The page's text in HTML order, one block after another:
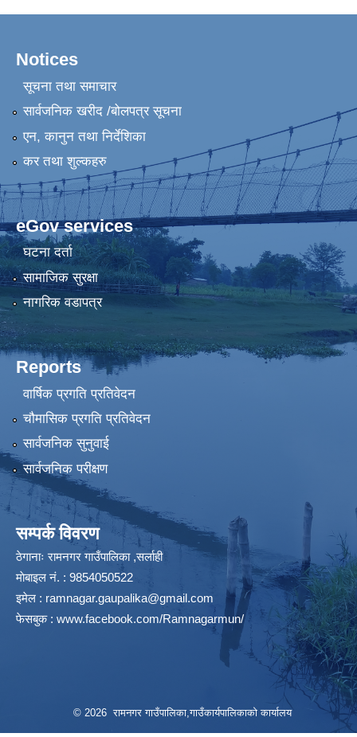
Notices
सूचना तथा समाचार
सार्वजनिक खरीद /बोलपत्र सूचना
एन, कानुन तथा निर्देशिका
कर तथा शुल्कहरु
eGov services
घटना दर्ता
सामाजिक सुरक्षा
नागरिक वडापत्र
Reports
वार्षिक प्रगति प्रतिवेदन
चौमासिक प्रगति प्रतिवेदन
सार्वजनिक सुनुवाई
सार्वजनिक परीक्षण
सम्पर्क विवरण
ठेगानाः रामनगर गाउँपालिका ,सर्लाही
माेबाइल न‌ं. : 9854050522
इमेल : ramnagar.gaupalika@gmail.com
फेसबुक : www.facebook.com/Ramnagarmun/
© 2026 रामनगर गाउँपालिका,गाउँकार्यपालिकाको कार्यालय